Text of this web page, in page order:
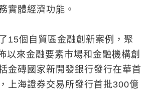
實體經濟功能。
15個自貿區金融創新案例，聚
以來金融要素市場和金融機構創
金磚國家新開發銀行發行在華首
上海證券交易所發行首批300億